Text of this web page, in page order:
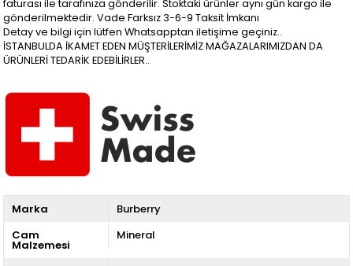
faturası ile tarafınıza gönderilir. Stoktaki ürünler aynı gün kargo ile
gönderilmektedir. Vade Farksız 3-6-9 Taksit İmkanı
Detay ve bilgi için lütfen Whatsapptan iletişime geçiniz..
İSTANBULDA İKAMET EDEN MÜŞTERİLERİMİZ MAĞAZALARIMIZDAN DA
ÜRÜNLERİ TEDARİK EDEBİLİRLER..
Marka
Burberry
Cam
Malzemesi
Mineral